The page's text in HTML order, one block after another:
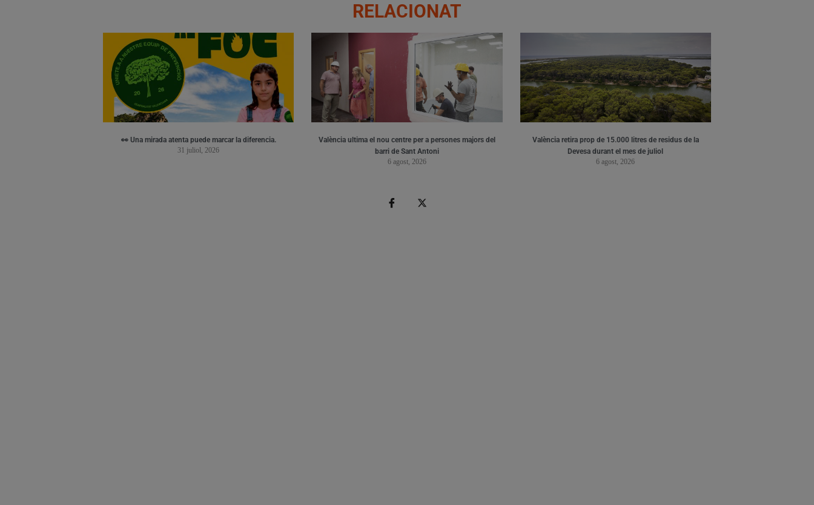
RELACIONAT
👀 Una mirada atenta puede marcar la diferencia.
31 juliol, 2026
València ultima el nou centre per a persones majors del
barri de Sant Antoni
6 agost, 2026
València retira prop de 15.000 litres de residus de la
Devesa durant el mes de juliol
6 agost, 2026